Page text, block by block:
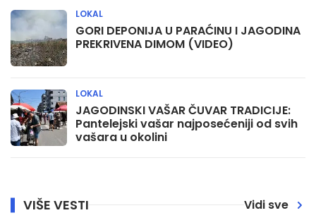
GORI DEPONIJA U PARAĆINU I JAGODINA
PREKRIVENA DIMOM (VIDEO)
LOKAL
JAGODINSKI VAŠAR ČUVAR TRADICIJE:
Pantelejski vašar najposećeniji od svih
vašara u okolini
LOKAL
VIŠE VESTI Vidi sve